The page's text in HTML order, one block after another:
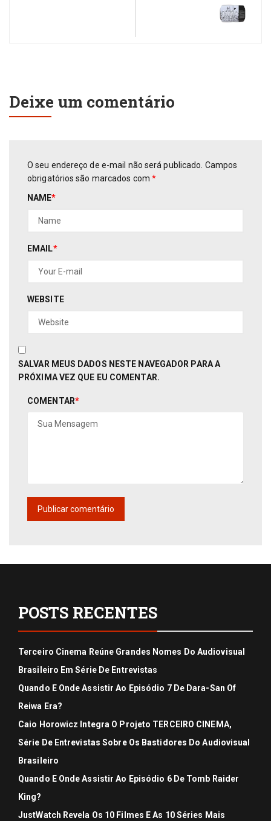
Deixe um comentário
O seu endereço de e-mail não será publicado. Campos
obrigatórios são marcados com*
NAME*
EMAIL*
WEBSITE
SALVAR MEUS DADOS NESTE NAVEGADOR PARA A
PRÓXIMA VEZ QUE EU COMENTAR.
COMENTAR*
POSTS RECENTES
Terceiro Cinema Reúne Grandes Nomes Do Audiovisual
Brasileiro Em Série De Entrevistas
Quando E Onde Assistir Ao Episódio 7 De Dara-San Of
Reiwa Era?
Caio Horowicz Integra O Projeto TERCEIRO CINEMA,
Série De Entrevistas Sobre Os Bastidores Do Audiovisual
Brasileiro
Quando E Onde Assistir Ao Episódio 6 De Tomb Raider
King?
JustWatch Revela Os 10 Filmes E As 10 Séries Mais